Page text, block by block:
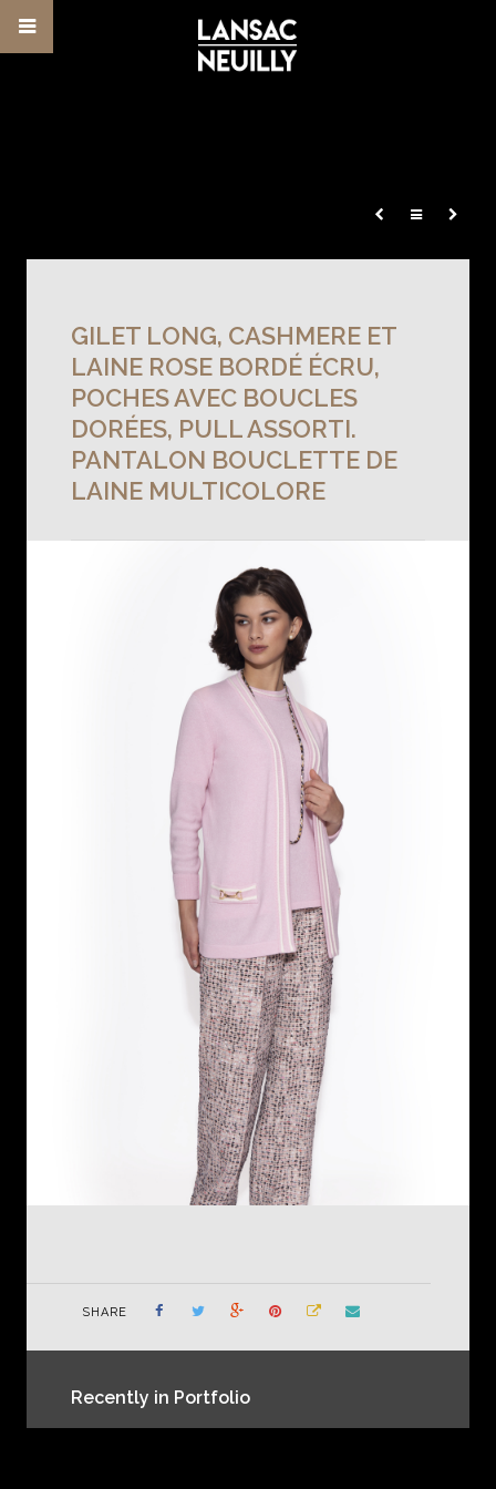
GILET LONG, CASHMERE ET
LAINE ROSE BORDÉ ÉCRU,
POCHES AVEC BOUCLES
DORÉES, PULL ASSORTI.
PANTALON BOUCLETTE DE
LAINE MULTICOLORE
SHARE
Recently in Portfolio